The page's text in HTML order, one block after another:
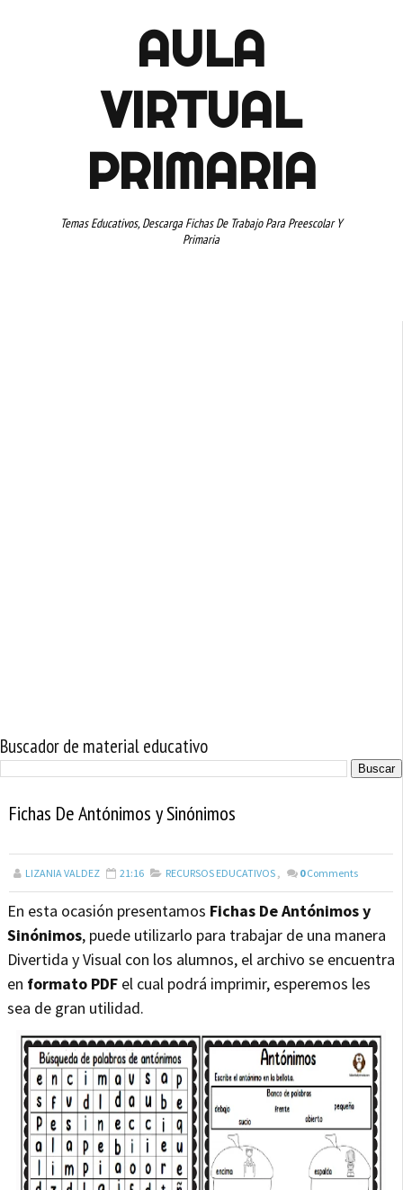
AULA
VIRTUAL
PRIMARIA
Temas Educativos, Descarga Fichas De Trabajo Para Preescolar Y
Primaria
Buscador de material educativo
Fichas De Antónimos y Sinónimos
LIZANIA VALDEZ 21:16 RECURSOS EDUCATIVOS , 0 Comments
En esta ocasión presentamos Fichas De Antónimos y
Sinónimos, puede utilizarlo para trabajar de una manera
Divertida y Visual con los alumnos, el archivo se encuentra
en formato PDF el cual podrá imprimir, esperemos les
sea de gran utilidad.